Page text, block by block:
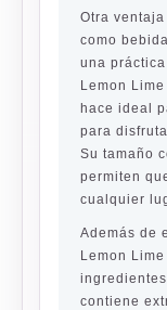
Otra
como
una
Lemon
hace ideal
para
Su tamaño
permiten
cualquier
Además de
Lemon
contiene